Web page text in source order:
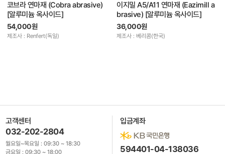
코브라 연마재 (Cobra abrasive)
[알루미늄 옥사이드]
54,000원
제조사 : Renfert(독일)
이지밀 A5/A11 연마재 (Eazimill a
brasive) [알루미늄 옥사이드]
36,000원
제조사 : 베리콤(한국)
고객센터
032-202-2804
월요일~목요일 :09:30 ~ 18:30
금요일 :09:30 ~ 18:00
입금계좌
594401-04-138036